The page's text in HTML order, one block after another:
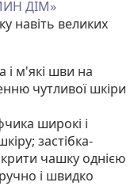
ДІМ»
навіть великих
і м'які шви на
чутливої ​​шкіри
широкі і
застібка-
чашку однією
і швидко